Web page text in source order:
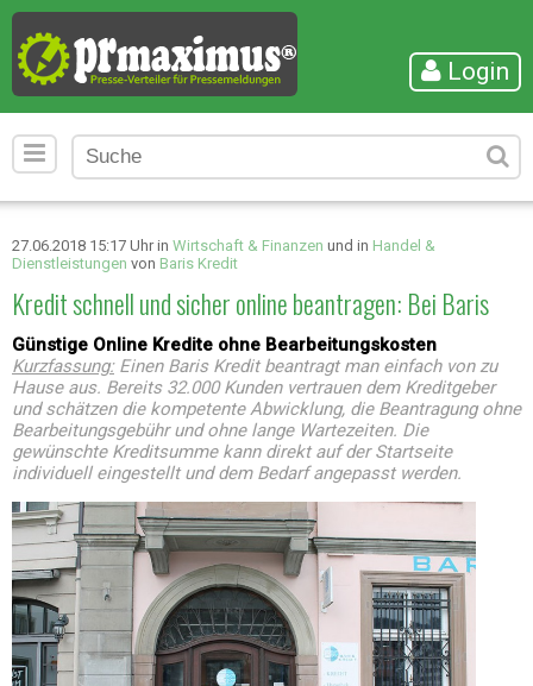
Login
27.06.2018 15:17 Uhr in Wirtschaft & Finanzen und in Handel &
Dienstleistungen von Baris Kredit
Kredit schnell und sicher online beantragen: Bei Baris
Günstige Online Kredite ohne Bearbeitungskosten
Kurzfassung:Einen Baris Kredit beantragt man einfach von zu
Hause aus. Bereits 32.000 Kunden vertrauen dem Kreditgeber
und schätzen die kompetente Abwicklung, die Beantragung ohne
Bearbeitungsgebühr und ohne lange Wartezeiten. Die
gewünschte Kreditsumme kann direkt auf der Startseite
individuell eingestellt und dem Bedarf angepasst werden.